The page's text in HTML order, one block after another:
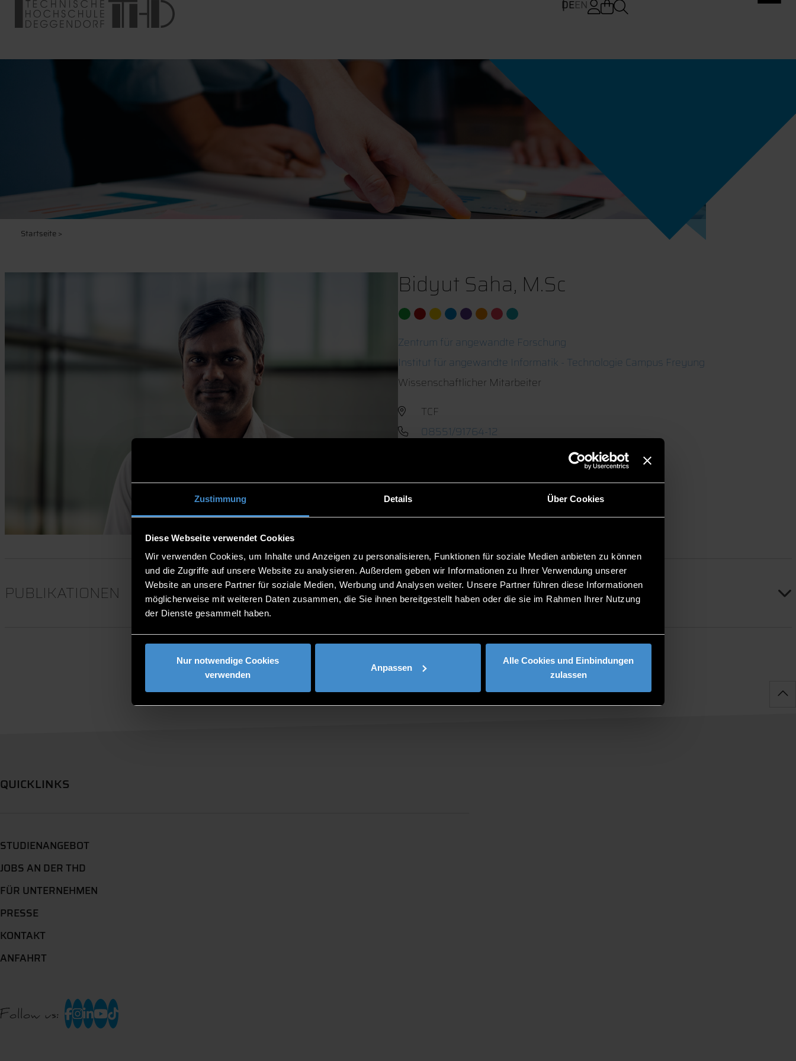
Zustimmung Details Über Cookies
Diese Webseite verwendet Cookies
Wir verwenden Cookies, um Inhalte und Anzeigen zu personalisieren, Funktionen für soziale Medien anbieten zu können
und die Zugriffe auf unsere Website zu analysieren. Außerdem geben wir Informationen zu Ihrer Verwendung unserer
Website an unsere Partner für soziale Medien, Werbung und Analysen weiter. Unsere Partner führen diese Informationen
möglicherweise mit weiteren Daten zusammen, die Sie ihnen bereitgestellt haben oder die sie im Rahmen Ihrer Nutzung
der Dienste gesammelt haben.
Nur notwendige Cookies
verwenden
Anpassen
Alle Cookies und Einbindungen
zulassen
DEEN
Startseite>
Bidyut Saha, M.Sc
Zentrum für angewandte Forschung
Institut für angewandte Informatik - Technologie Campus Freyung
Wissenschaftlicher Mitarbeiter
TCF
08551/91764-12
PUBLIKATIONEN
QUICKLINKS
STUDIENANGEBOT
JOBS AN DER THD
FÜR UNTERNEHMEN
PRESSE
KONTAKT
ANFAHRT
Follow us: